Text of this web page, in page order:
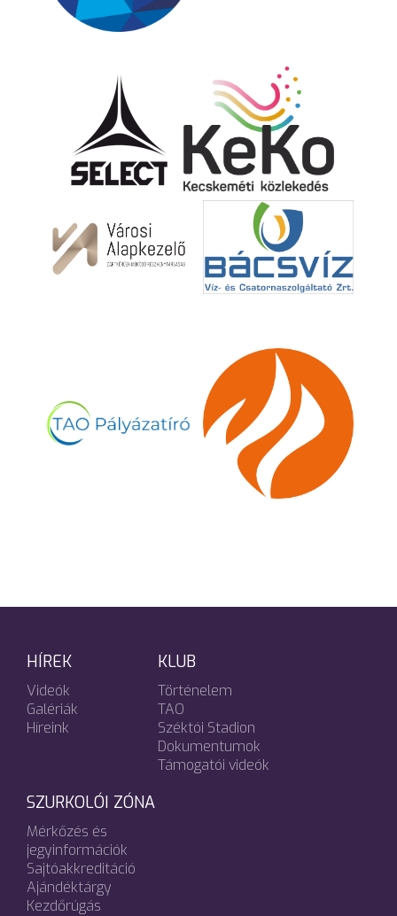
HÍREK
Videók
Galériák
Híreink
KLUB
Történelem
TAO
Széktói Stadion
Dokumentumok
Támogatói videók
SZURKOLÓI ZÓNA
Mérkőzés és
jegyinformációk
Sajtóakkreditáció
Ajándéktárgy
Kezdőrúgás